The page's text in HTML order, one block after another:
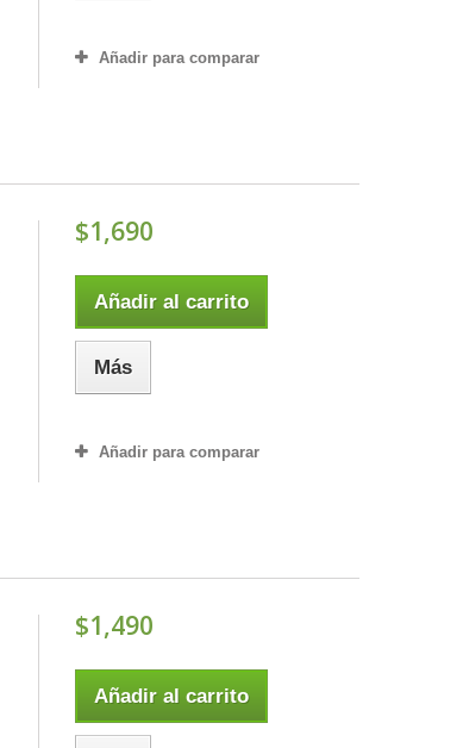
Añadir para comparar
$1,690
Añadir al carrito
Más
Añadir para comparar
$1,490
Añadir al carrito